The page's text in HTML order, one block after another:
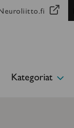
Kategoriat